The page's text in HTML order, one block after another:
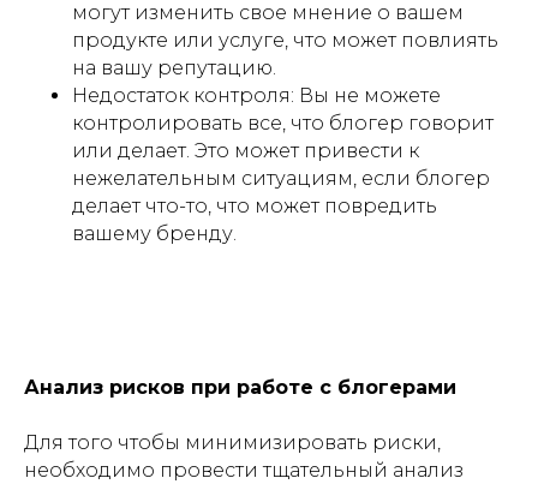
могут изменить свое мнение о вашем
продукте или услуге, что может повлиять
на вашу репутацию.
Недостаток контроля: Вы не можете
контролировать все, что блогер говорит
или делает. Это может привести к
нежелательным ситуациям, если блогер
делает что-то, что может повредить
вашему бренду.
Анализ рисков при работе с блогерами
Для того чтобы минимизировать риски,
необходимо провести тщательный анализ